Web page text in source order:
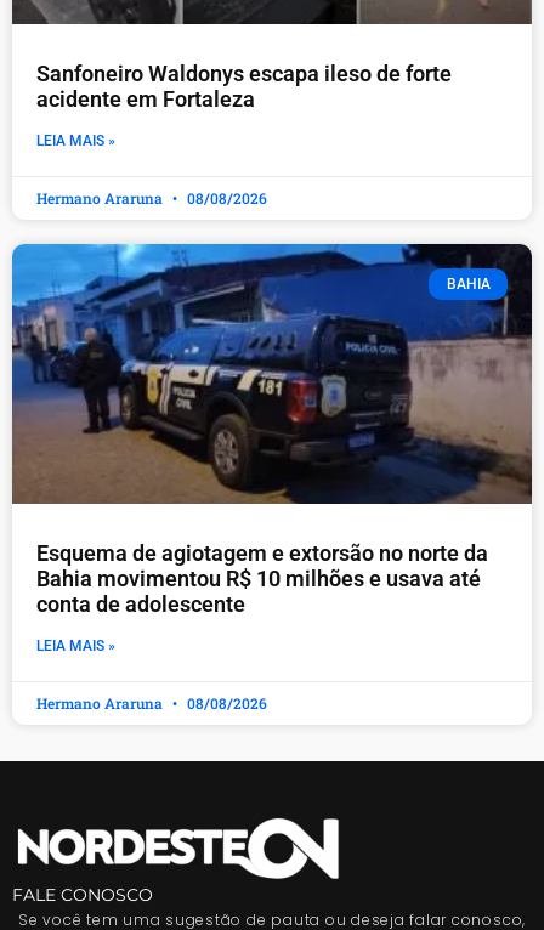
Sanfoneiro Waldonys escapa ileso de forte
acidente em Fortaleza
LEIA MAIS »
Hermano Araruna 08/08/2026
BAHIA
Esquema de agiotagem e extorsão no norte da
Bahia movimentou R$ 10 milhões e usava até
conta de adolescente
LEIA MAIS »
Hermano Araruna 08/08/2026
FALE CONOSCO
Se você tem uma sugestão de pauta ou deseja falar conosco,